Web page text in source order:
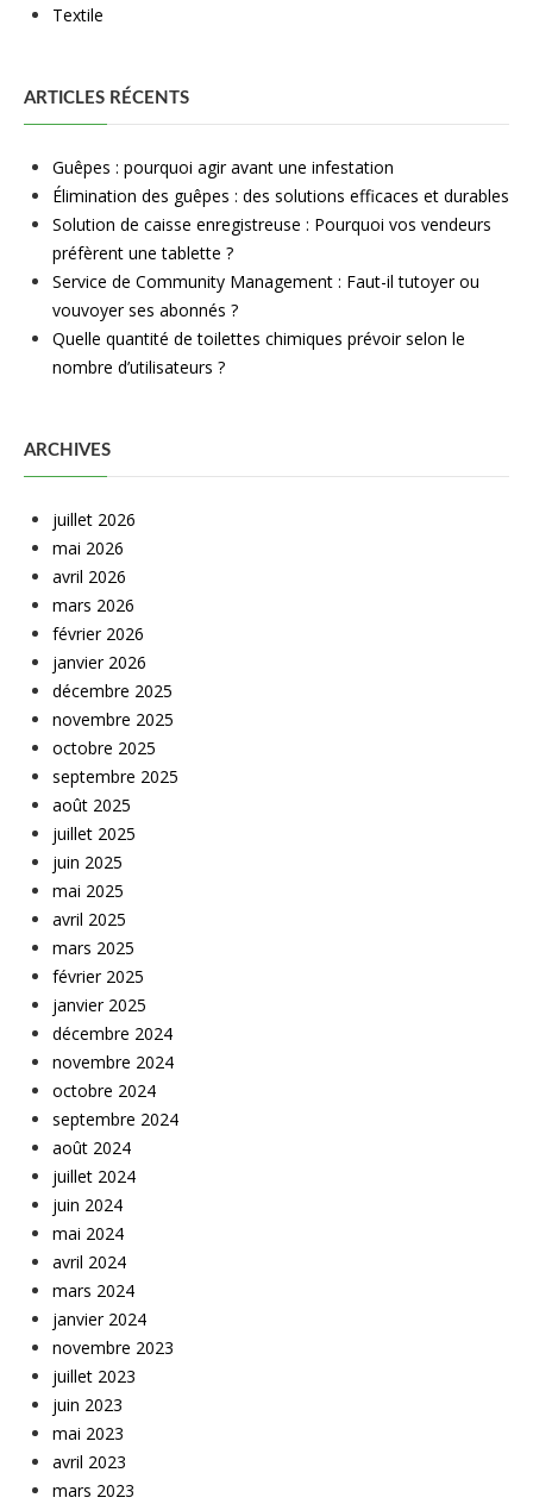
Textile
ARTICLES RÉCENTS
Guêpes : pourquoi agir avant une infestation
Élimination des guêpes : des solutions efficaces et durables
Solution de caisse enregistreuse : Pourquoi vos vendeurs
préfèrent une tablette ?
Service de Community Management : Faut-il tutoyer ou
vouvoyer ses abonnés ?
Quelle quantité de toilettes chimiques prévoir selon le
nombre d’utilisateurs ?
ARCHIVES
juillet 2026
mai 2026
avril 2026
mars 2026
février 2026
janvier 2026
décembre 2025
novembre 2025
octobre 2025
septembre 2025
août 2025
juillet 2025
juin 2025
mai 2025
avril 2025
mars 2025
février 2025
janvier 2025
décembre 2024
novembre 2024
octobre 2024
septembre 2024
août 2024
juillet 2024
juin 2024
mai 2024
avril 2024
mars 2024
janvier 2024
novembre 2023
juillet 2023
juin 2023
mai 2023
avril 2023
mars 2023